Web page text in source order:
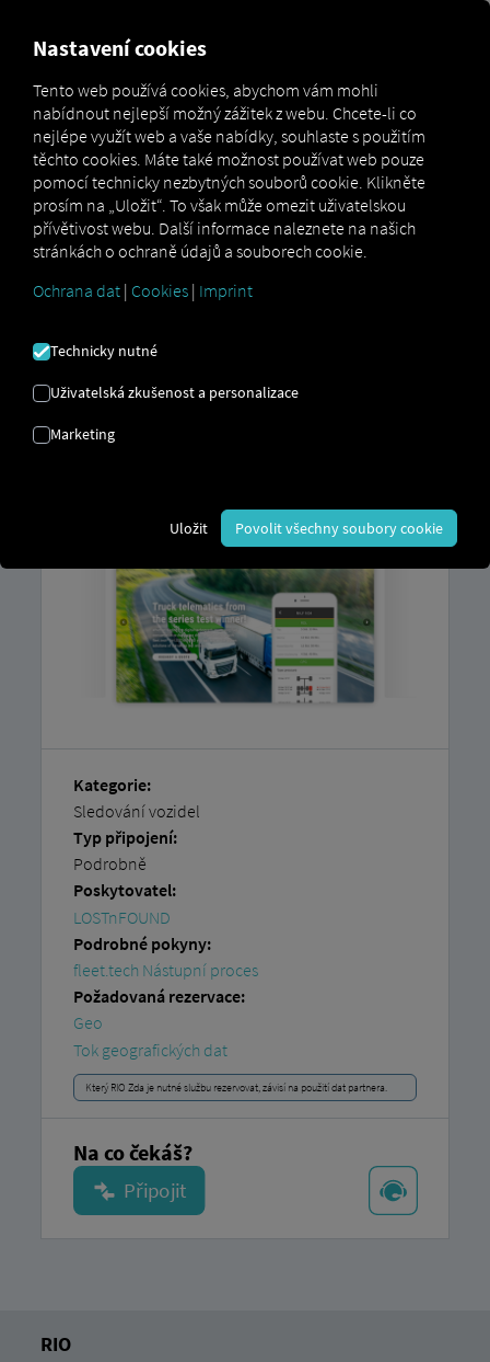
Marketplace Connectors fleet.tech Connect
FLEET.TECH PŘIPOJIT
partneraLOSTnFOUND? Pak propojte svá
jejich polohu na
Kategorie:
Sledování vozidel
Typ připojení:
Podrobně
Poskytovatel:
LOSTnFOUND
Podrobné pokyny:
fleet.tech Nástupní proces
Požadovaná rezervace:
Geo
Tok geografických dat
Který RIO Zda je nutné službu rezervovat, závisí na použití dat partnera.
Na co čekáš?
RIO
Nastavení cookies
Tento web používá cookies, abychom vám mohli
nabídnout nejlepší možný zážitek z webu. Chcete-li co
nejlépe využít web a vaše nabídky, souhlaste s použitím
těchto cookies. Máte také možnost používat web pouze
pomocí technicky nezbytných souborů cookie. Klikněte
prosím na „Uložit“. To však může omezit uživatelskou
přívětivost webu. Další informace naleznete na našich
stránkách o ochraně údajů a souborech cookie.
Ochrana dat | Cookies | Imprint
Technicky nutné
Uživatelská zkušenost a personalizace
Marketing
Uložit Povolit všechny soubory cookie